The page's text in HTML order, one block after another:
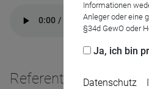
Referenten
Informationen
Anleger oder eine
§34d GewO oder
Ja, ich bin
Datenschutz